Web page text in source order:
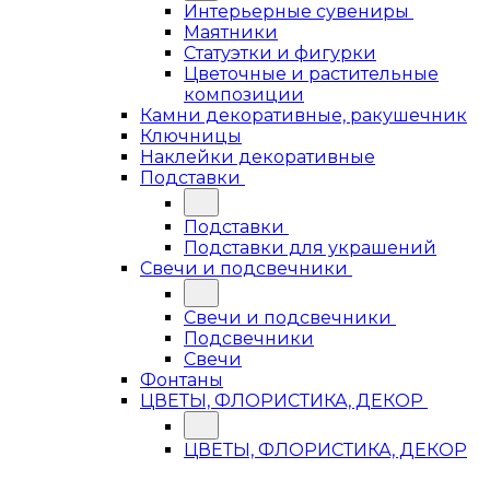
Интерьерные сувениры
Маятники
Статуэтки и фигурки
Цветочные и растительные
композиции
Камни декоративные, ракушечник
Ключницы
Наклейки декоративные
Подставки
Подставки
Подставки для украшений
Свечи и подсвечники
Свечи и подсвечники
Подсвечники
Свечи
Фонтаны
ЦВЕТЫ, ФЛОРИСТИКА, ДЕКОР
ЦВЕТЫ, ФЛОРИСТИКА, ДЕКОР